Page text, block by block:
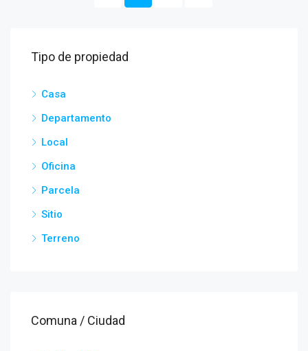
Tipo de propiedad
Casa
Departamento
Local
Oficina
Parcela
Sitio
Terreno
Comuna / Ciudad